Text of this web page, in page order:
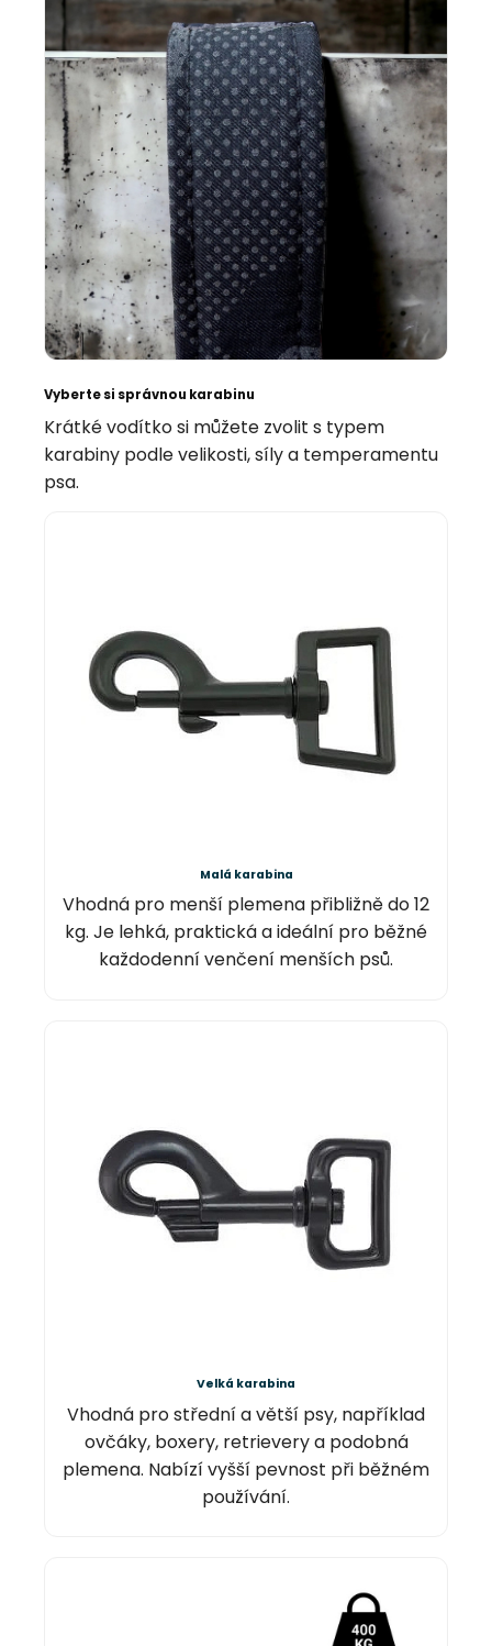
Vyberte si správnou karabinu
Krátké vodítko si můžete zvolit s typem
karabiny podle velikosti, síly a temperamentu
psa.
Malá karabina
Vhodná pro menší plemena přibližně do 12
kg. Je lehká, praktická a ideální pro běžné
každodenní venčení menších psů.
Velká karabina
Vhodná pro střední a větší psy, například
ovčáky, boxery, retrievery a podobná
plemena. Nabízí vyšší pevnost při běžném
používání.